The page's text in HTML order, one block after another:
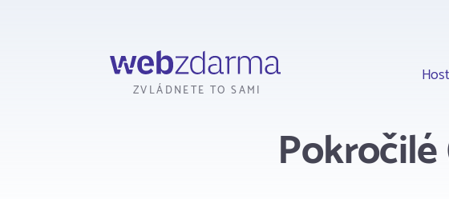
ZVLÁDNETE TO SAMI
Pokročilé